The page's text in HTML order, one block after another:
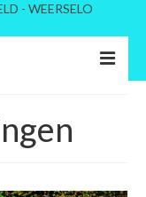
- WEERSELO